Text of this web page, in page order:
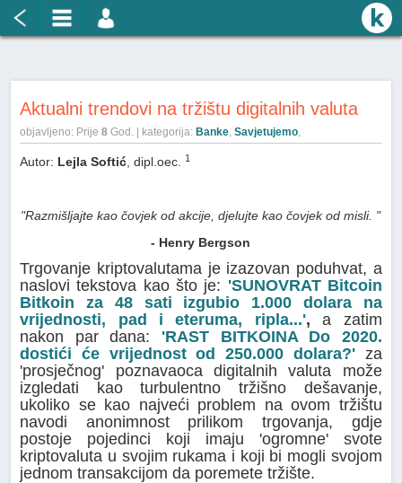
Aktualni trendovi na tržištu digitalnih valuta
objavljeno: Prije8 God. | kategorija: Banke,Savjetujemo,
Autor: Lejla Softić , dipl.oec.1
"Razmišljajte kao čovjek od akcije, djelujte kao čovjek od misli. "
- Henry Bergson
Trgovanje kriptovalutama je izazovan poduhvat, a
naslovi tekstova kao što je: 'SUNOVRAT Bitcoin
Bitkoin za 48 sati izgubio 1.000 dolara na
vrijednosti, pad i eteruma, ripla...', a zatim
nakon par dana: 'RAST BITKOINA Do 2020.
dostići će vrijednost od 250.000 dolara?' za
'prosječnog' poznavaoca digitalnih valuta može
izgledati kao turbulentno tržišno dešavanje,
ukoliko se kao najveći problem na ovom tržištu
navodi anonimnost prilikom trgovanja, gdje
postoje pojedinci koji imaju 'ogromne' svote
kriptovaluta u svojim rukama i koji bi mogli svojom
jednom transakcijom da poremete tržište.